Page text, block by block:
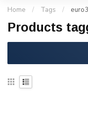
Home / Tags / euro3
Products